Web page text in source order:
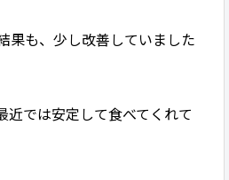
果も、少し改善していました
近では安定して食べてくれて